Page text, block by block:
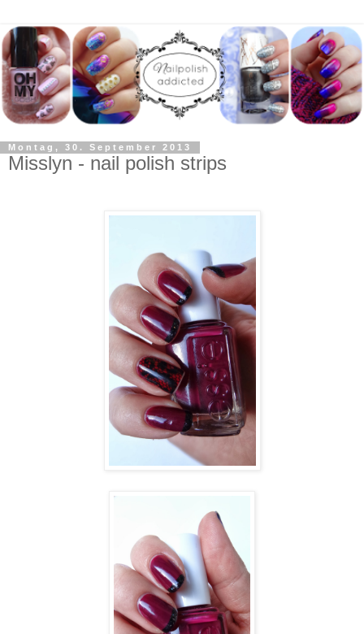
Montag, 30. September 2013
Misslyn - nail polish strips